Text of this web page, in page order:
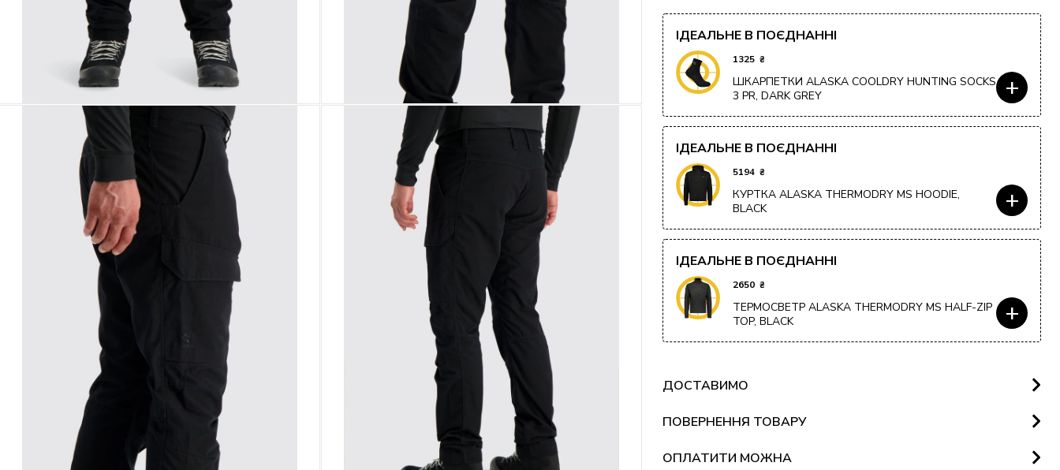
ІДЕАЛЬНЕ В ПОЄДНАННІ
1325 ₴
ШКАРПЕТКИ ALASKA COOLDRY HUNTING SOCKS
3 PR, DARK GREY
+
ІДЕАЛЬНЕ В ПОЄДНАННІ
5194 ₴
КУРТКА ALASKA THERMODRY MS HOODIE,
BLACK
+
ІДЕАЛЬНЕ В ПОЄДНАННІ
2650 ₴
ТЕРМОСВЕТР ALASKA THERMODRY MS HALF-ZIP
TOP, BLACK
+
ДОСТАВИМО
ПОВЕРНЕННЯ ТОВАРУ
ОПЛАТИТИ МОЖНА